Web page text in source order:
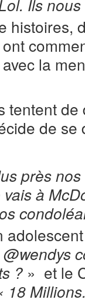
Ils nous
histoires,
la
tentent
de
près
vais à
@wendys
? » et le
18